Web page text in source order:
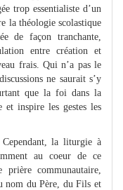
trop essentialiste d’un
la théologie scolastique
de façon tranchante,
entre création et
frais. Qui n’a pas le
ne saurait s’y
que la foi dans la
et inspire les gestes les
la liturgie à
au coeur de ce
communautaire,
nom du Père, du Fils et